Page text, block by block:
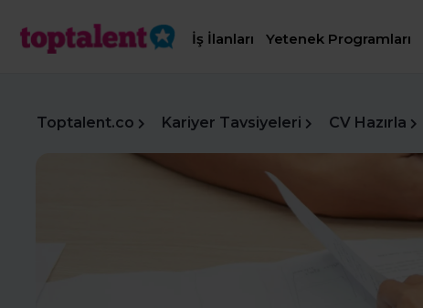
İş İlanları Yetenek Programları
Toptalent.co Kariyer Tavsiyeleri CV Hazırla